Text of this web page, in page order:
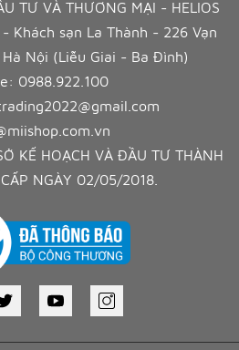
TƯ VÀ THƯƠNG MẠI - HELIOS
Khách sạn La Thành - 226 Vạn
Nội (Liễu Giai - Ba Đình)
0988.922.100
KẾ HOẠCH VÀ ĐẦU TƯ THÀNH
NGÀY 02/05/2018.